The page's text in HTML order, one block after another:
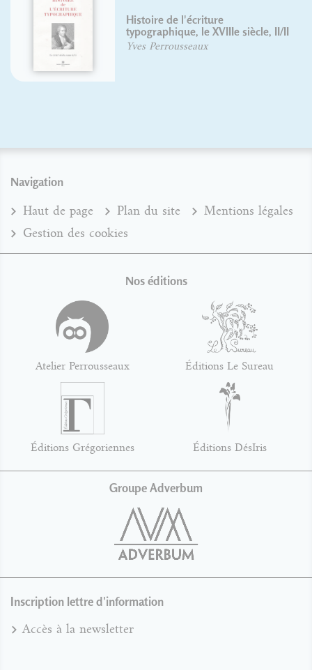
XVIIIe siècle, II/II
Le langage des
Pierre Duplan
Navigation
Haut de page Plan du site
Mentions légales
Gestion des cookies
Nos éditions
Atelier Perrousseaux Éditions Le Sureau
Éditions Grégoriennes Éditions DésIris
Groupe Adverbum
Inscription lettre d'information
Accès à la newsletter